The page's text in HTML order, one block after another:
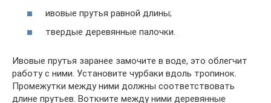
ивовые прутья равной длины;
твердые деревянные палочки.
Ивовые прутья заранее замочите в воде, это облегчит
работу с ними. Установите чурбаки вдоль тропинок.
Промежутки между ними должны соответствовать
длине прутьев. Воткните между ними деревянные